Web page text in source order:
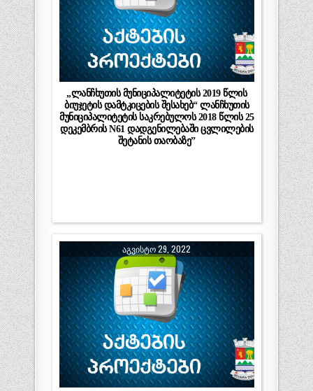
„ლანჩხუთის მუნიციპალიტეტის 2019 წლის
ბიუჯეტის დამტკიცების შესახებ“ ლანჩხუთის
მუნიციპალიტეტის საკრებულოს 2018 წლის 25
დეკემბრის N61 დადგენილებაში ცვლილების
შეტანის თაობაზე”
ᲐᲒᲕᲘᲡᲢᲝ 29, 2022